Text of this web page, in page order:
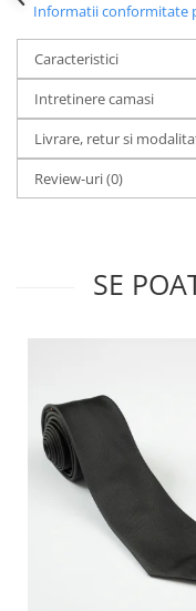
Informatii conformitate
Caracteristici
Intretinere camasi
Livrare, retur si
Review-uri(0)
SE